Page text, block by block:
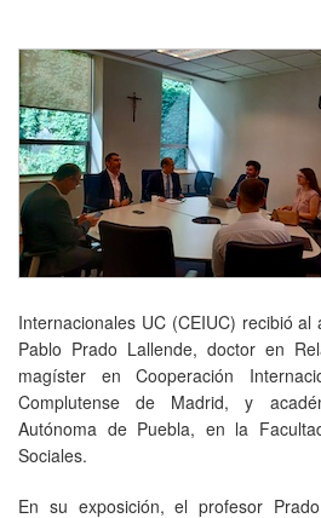
Internacionales UC (CEIUC) recibió
Pablo Prado Lallende, doctor en
magíster en Cooperación
Complutense de Madrid, y
Autónoma de Puebla, en la
Sociales.
En su exposición, el profesor